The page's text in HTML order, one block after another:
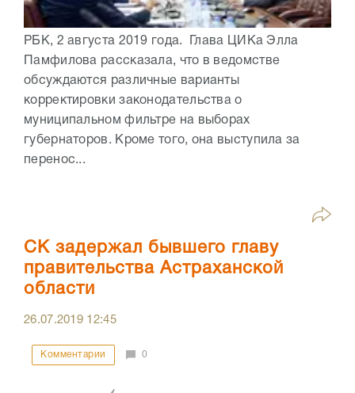
РБК, 2 августа 2019 года. Глава ЦИКа Элла
Памфилова рассказала, что в ведомстве
обсуждаются различные варианты
корректировки законодательства о
муниципальном фильтре на выборах
губернаторов. Кроме того, она выступила за
перенос...
СК задержал бывшего главу
правительства Астраханской
области
26.07.2019 12:45
Комментарии 0